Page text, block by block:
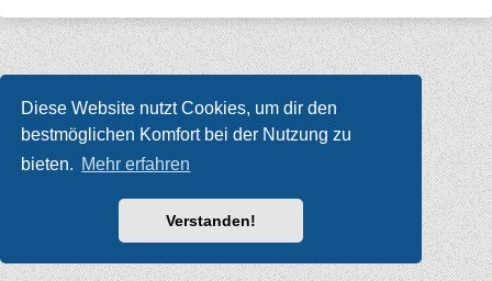
Diese Website nutzt Cookies, um dir den
bestmöglichen Komfort bei der Nutzung zu
bieten. Mehr erfahren
Verstanden!